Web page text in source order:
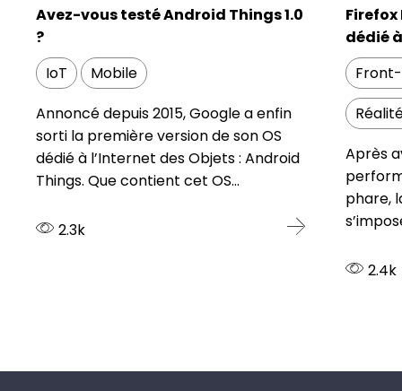
Avez-vous testé Android Things 1.0
?
IoT
Mobile
Annoncé depuis 2015, Google a enfin
sorti la première version de son OS
dédié à l’Internet des Objets : Android
Things. Que contient cet OS...
2.3k
dédié
Après
phare,
2.4k